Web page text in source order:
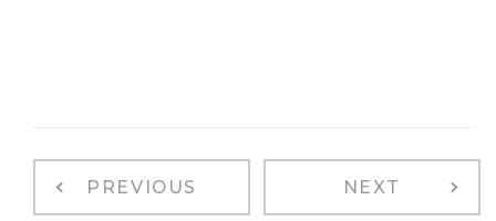
PREVIOUS NEXT